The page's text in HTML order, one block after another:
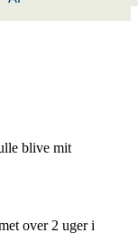
blive mit
over 2 uger i